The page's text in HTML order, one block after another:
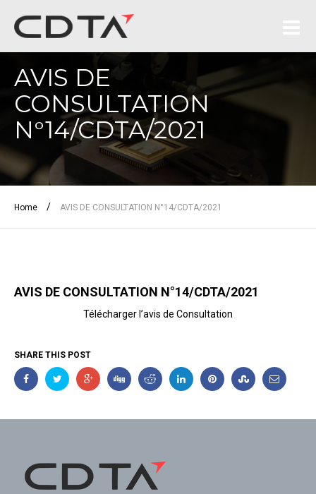
AVIS DE
CONSULTATION
N°14/CDTA/2021
Home / AVIS DE CONSULTATION N°14/CDTA/2021
AVIS DE CONSULTATION N°14/CDTA/2021
Télécharger l’avis de Consultation
SHARE THIS POST